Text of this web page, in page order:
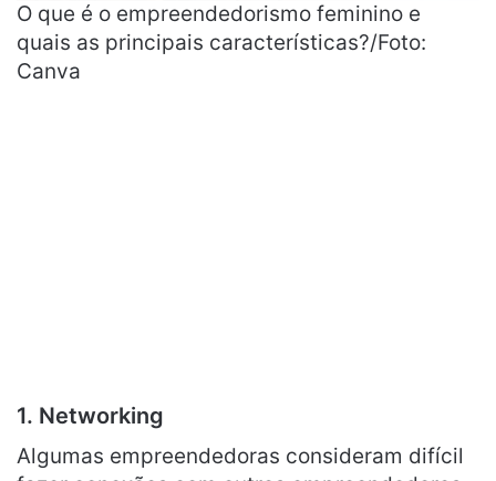
O que é o empreendedorismo feminino e
quais as principais características?/Foto:
Canva
1. Networking
Algumas empreendedoras consideram difícil